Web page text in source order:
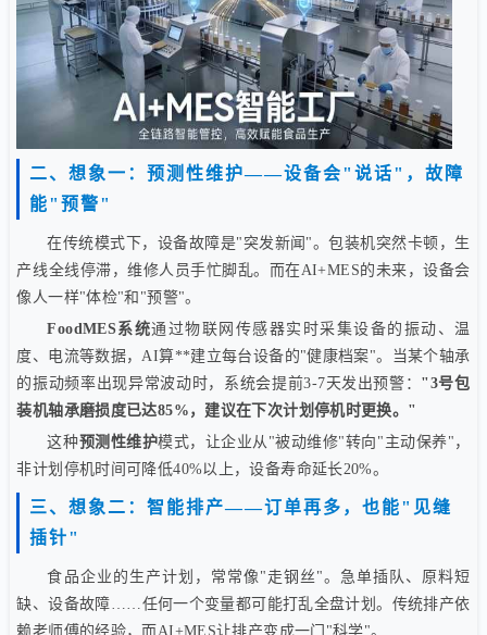
二、想象一：预测性维护——设备会"说话"，故障
能"预警"
在传统模式下，设备故障是"突发新闻"。包装机突然卡顿，生
产线全线停滞，维修人员手忙脚乱。而在AI+MES的未来，设备会
像人一样"体检"和"预警"。
FoodMES系统通过物联网传感器实时采集设备的振动、温
度、电流等数据，AI算**建立每台设备的"健康档案"。当某个轴承
的振动频率出现异常波动时，系统会提前3-7天发出预警： "3号包
装机轴承磨损度已达85%，建议在下次计划停机时更换。"
这种预测性维护模式，让企业从"被动维修"转向"主动保养"，
非计划停机时间可降低40%以上，设备寿命延长20%。
三、想象二：智能排产——订单再多，也能"见缝
插针"
食品企业的生产计划，常常像"走钢丝"。急单插队、原料短
缺、设备故障……任何一个变量都可能打乱全盘计划。传统排产依
赖老师傅的经验，而AI+MES让排产变成一门"科学"。